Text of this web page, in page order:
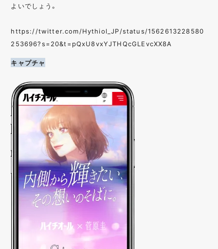
よいでしょう。
https://twitter.com/Hythiol_JP/status/1562613228580
253696?s=20&t=pQxU8vxYJTHQcGLEvcXX8A
キャプチャ